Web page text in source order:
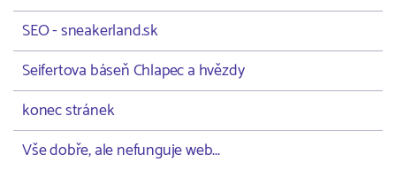
SEO - sneakerland.sk
Seifertova báseň Chlapec a hvězdy
konec stránek
Vše dobře, ale nefunguje web...